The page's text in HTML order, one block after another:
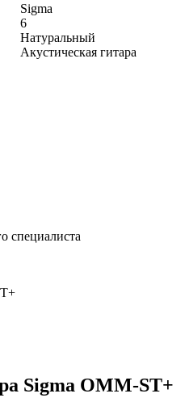
Sigma
6
Натуральный
Акустическая гитара
специалиста
Sigma OMM-ST+